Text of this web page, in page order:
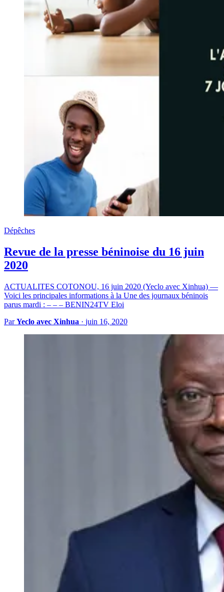
Dépêches
Revue de la presse béninoise du 16 juin
2020
ACTUALITES COTONOU, 16 juin 2020 (Yeclo avec Xinhua) —
Voici les principales informations à la Une des journaux béninois
parus mardi : – – – BENIN24TV Eloi
ParYeclo avec Xinhua · juin 16, 2020